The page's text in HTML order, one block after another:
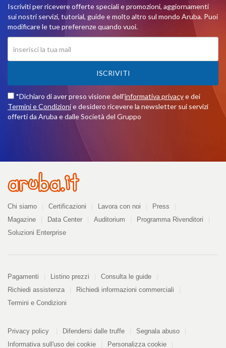
Iscriviti per ricevere offerte speciali e promozioni, aggiornamenti
sui nostri servizi, tutorial, guide e molto altro sul mondo Aruba. Puoi
modificare le tue preferenze quando vuoi.
ISCRIVITI
*Dichiaro di aver preso visione dell'informativa privacye dei
Termini e Condizionie desidero ricevere la newsletter sui servizi
offerti da Aruba e dalle Società del Gruppo
Azienda
Chi siamo Certificazioni Lavora con noi
Press
Magazine
Data Center Auditorium
Programma Rivenditori
Soluzioni Enterprise
Pagamenti
Pagamenti Listino prezzi
Consulta le guide
Richiedi assistenza
Richiedi informazioni commerciali
Termini e Condizioni
Informazioni
Privacy policy
PDF
kB
Difendersi dalle truffe
Segnala abuso
Informativa sull'uso dei cookie
Personalizza cookie